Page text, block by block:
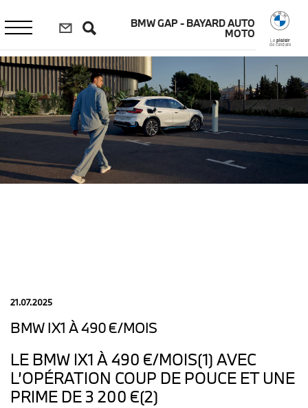
contenu
principal
BMW GAP - BAYARD AUTO
MOTO
Le plaisir
de conduire
21.07.2025
BMW IX1 À 490 €/MOIS
LE BMW IX1 À 490 €/MOIS(1) AVEC
L’OPÉRATION COUP DE POUCE ET UNE
PRIME DE 3 200 €(2)